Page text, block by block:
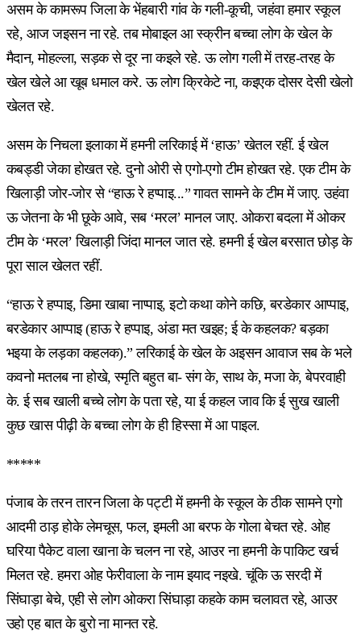
असम के कामरूप जिला के भेंहबारी गांव के गली-कूची, जहंवा हमार स्कूल
रहे, आज जइसन ना रहे. तब मोबाइल आ स्क्रीन बच्चा लोग के खेल के
मैदान, मोहल्ला, सड़क से दूर ना कइले रहे. ऊ लोग गली में तरह-तरह के
खेल खेले आ खूब धमाल करे. ऊ लोग क्रिकेटे ना, कइएक दोसर देसी खेलो
खेलत रहे.
असम के निचला इलाका में हमनी लरिकाई में ‘हाऊ’ खेतल रहीं. ई खेल
कबड्डी जेका होखत रहे. दुनो ओरी से एगो-एगो टीम होखत रहे. एक टीम के
खिलाड़ी जोर-जोर से “हाऊ रे हप्पाइ...” गावत सामने के टीम में जाए. उहंवा
ऊ जेतना के भी छूके आवे, सब ‘मरल’ मानल जाए. ओकरा बदला में ओकर
टीम के ‘मरल’ खिलाड़ी जिंदा मानल जात रहे. हमनी ई खेल बरसात छोड़ के
पूरा साल खेलत रहीं.
“हाऊ रे हप्पाइ, डिमा खाबा नाप्पाइ, इटो कथा कोने कछि, बरडेकार आप्पाइ,
बरडेकार आप्पाइ (हाऊ रे हप्पाइ, अंडा मत खइह; ई के कहलक? बड़का
भइया के लड़का कहलक).” लरिकाई के खेल के अइसन आवाज सब के भले
कवनो मतलब ना होखे, स्मृति बहुत बा- संग के, साथ के, मजा के, बेपरवाही
के. ई सब खाली बच्चे लोग के पता रहे, या ई कहल जाव कि ई सुख खाली
कुछ खास पीढ़ी के बच्चा लोग के ही हिस्सा में आ पाइल.
*****
पंजाब के तरन तारन जिला के पट्टी में हमनी के स्कूल के ठीक सामने एगो
आदमी ठाड़ होके लेमचूस, फल, इमली आ बरफ के गोला बेचत रहे. ओह
घरिया पैकेट वाला खाना के चलन ना रहे, आउर ना हमनी के पाकिट खर्च
मिलत रहे. हमरा ओह फेरीवाला के नाम इयाद नइखे. चूंकि ऊ सरदी में
सिंघाड़ा बेचे, एही से लोग ओकरा सिंघाड़ा कहके काम चलावत रहे, आउर
उहो एह बात के बुरो ना मानत रहे.